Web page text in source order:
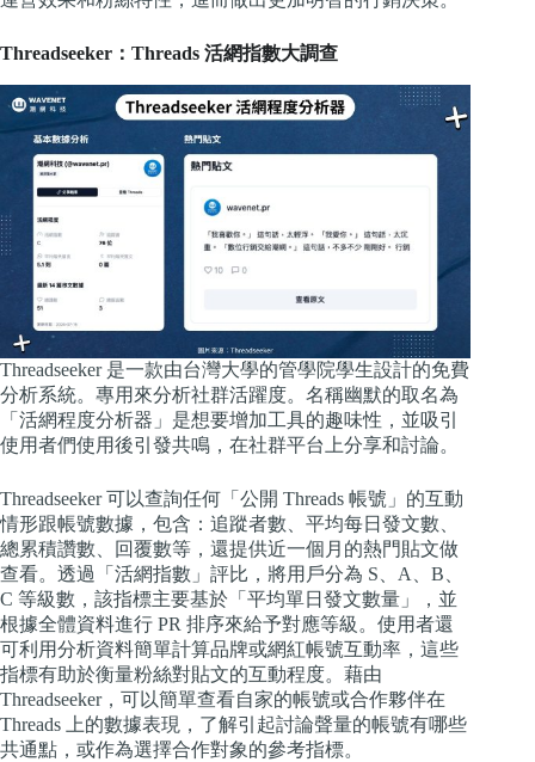
Threadseeker：Threads 活網指數大調查
Threadseeker 是一款由台灣大學的管學院學生設計的免費
分析系統。專用來分析社群活躍度。名稱幽默的取名為
「活網程度分析器」是想要增加工具的趣味性，並吸引
使用者們使用後引發共鳴，在社群平台上分享和討論。
Threadseeker 可以查詢任何「公開 Threads 帳號」的互動
情形跟帳號數據，包含：追蹤者數、平均每日發文數、
總累積讚數、回覆數等，還提供近一個月的熱門貼文做
查看。透過「活網指數」評比，將用戶分為 S、A、B、
C 等級數，該指標主要基於「平均單日發文數量」，並
根據全體資料進行 PR 排序來給予對應等級。使用者還
可利用分析資料簡單計算品牌或網紅帳號互動率，這些
指標有助於衡量粉絲對貼文的互動程度。藉由
Threadseeker，可以簡單查看自家的帳號或合作夥伴在
Threads 上的數據表現，了解引起討論聲量的帳號有哪些
共通點，或作為選擇合作對象的參考指標。